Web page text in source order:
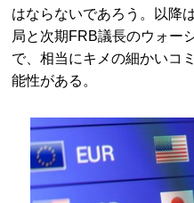
はならないであろう。以降
局と次期FRB議長のウォー
で、相当にキメの細かいコ
能性がある。